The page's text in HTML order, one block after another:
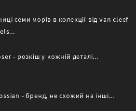
семи морів в колекції від van cleef
- розкіш у кожній деталі...
- бренд, не схожий на інші...